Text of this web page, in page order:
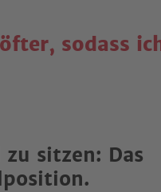
sodass
sitzen: Das